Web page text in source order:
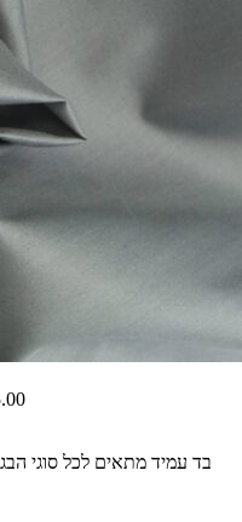
בד עמיד מתאים לכל סוגי